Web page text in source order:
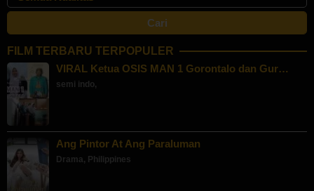
FILM TERBARU TERPOPULER
VIRAL Ketua OSIS MAN 1 Gorontalo dan Gur…
semi indo,
Ang Pintor At Ang Paraluman
Drama, Philippines